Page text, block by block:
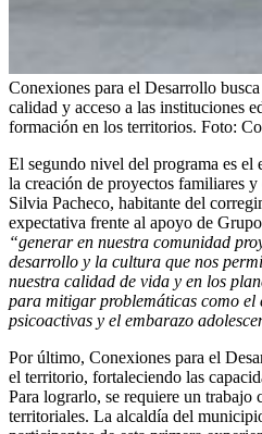
Conexiones para el Desarrollo
calidad y acceso a las instituciones
formación en los territorios. Foto:
El segundo nivel del programa es el
la creación de proyectos familiares
Silvia Pacheco, habitante del
expectativa frente al apoyo de
“generar en nuestra comunidad
desarrollo y la cultura que nos
nuestra calidad de vida y en los
para mitigar problemáticas como el
psicoactivas y el embarazo
Por último, Conexiones para el
el territorio, fortaleciendo las
Para lograrlo, se requiere un trabajo
territoriales. La alcaldía del